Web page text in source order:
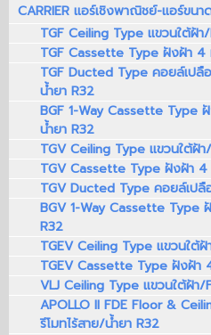
CARRIER แอร์เชิงพาณิชย์-แอร์ขน
TGF Ceiling Type แขวนใต้ฝ้
TGF Cassette Type ฝังฝ้า
TGF Ducted Type คอยล์เป
น้ำยา R32
BGF 1-Way Cassette Type
น้ำยา R32
TGV Ceiling Type แขวนใต้ฝ้
TGV Cassette Type ฝังฝ้า
TGV Ducted Type คอยล์เป
BGV 1-Way Cassette Type
R32
TGEV Ceiling Type แขวนใต้
TGEV Cassette Type ฝังฝ้า
VLJ Ceiling Type แขวนใต้ฝ้า
APOLLO II FDE Floor &
รีโมทไร้สาย/น้ำยา R32